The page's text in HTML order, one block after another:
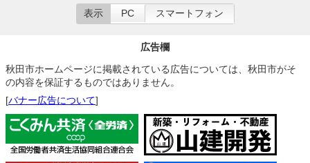
表示 PC スマートフォン
広告欄
秋田市ホームページに掲載されている広告については、秋田市がそ
の内容を保証するものではありません。
[バナー広告について]